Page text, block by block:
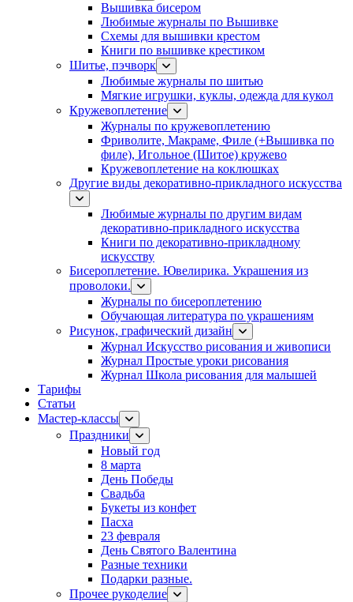
Вышивка бисером
Любимые журналы по Вышивке
Схемы для вышивки крестом
Книги по вышивке крестиком
Шитье, пэчворк
Любимые журналы по шитью
Мягкие игрушки, куклы, одежда для кукол
Кружевоплетение
Журналы по кружевоплетению
Фриволите, Макраме, Филе (+Вышивка по
филе), Игольное (Шитое) кружево
Кружевоплетение на коклюшках
Другие виды декоративно-прикладного искусства
Любимые журналы по другим видам
декоративно-прикладного искусства
Книги по декоративно-прикладному
искусству
Бисероплетение. Ювелирика. Украшения из
проволоки.
Журналы по бисероплетению
Обучающая литература по украшениям
Рисунок, графический дизайн
Журнал Искусство рисования и живописи
Журнал Простые уроки рисования
Журнал Школа рисования для малышей
Тарифы
Статьи
Мастер-классы
Праздники
Новый год
8 марта
День Победы
Свадьба
Букеты из конфет
Пасха
23 февраля
День Святого Валентина
Разные техники
Подарки разные.
Прочее рукоделие